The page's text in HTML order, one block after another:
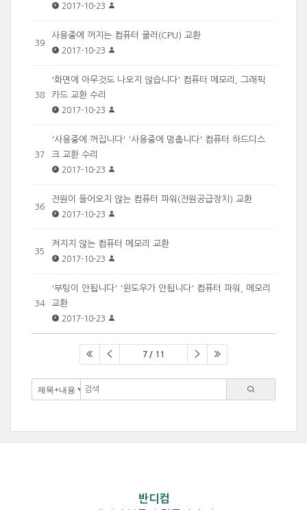
2017-10-23
39
사용중에 꺼지는 컴퓨터 쿨러(CPU) 교환
2017-10-23
38
'화면에 아무것도 나오지 않습니다' 컴퓨터 메모리, 그래픽
카드 교환 수리
2017-10-23
37
'사용중에 꺼집니다' '사용중에 멈춥니다' 컴퓨터 하드디스
크 교환 수리
2017-10-23
36
전원이 들어오지 않는 컴퓨터 파워(전원공급장치) 교환
2017-10-23
35
켜지지 않는 컴퓨터 메모리 교환
2017-10-23
34
'부팅이 안됩니다' '윈도우가 안됩니다' 컴퓨터 파워, 메모리
교환
2017-10-23
7 / 11
반디컴